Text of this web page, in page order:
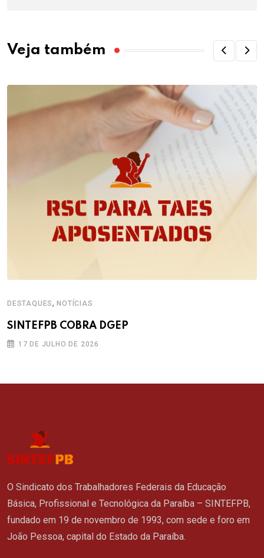
Veja também
DESTAQUES,NOTÍCIAS
SINTEFPB COBRA DGEP
17 DE JULHO DE 2026
O Sindicato dos Trabalhadores Federais da Educação
Básica, Profissional e Tecnológica da Paraíba – SINTEFPB,
fundado em 19 de novembro de 1993, com sede e foro em
João Pessoa, capital do Estado da Paraíba.